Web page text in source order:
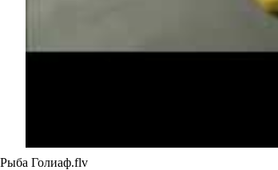
Рыба Голиаф.flv